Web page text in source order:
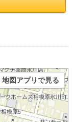
地図アプリで見る